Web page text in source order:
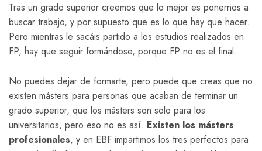
Tras un grado superior creemos que lo mejor es ponernos a
buscar trabajo, y por supuesto que es lo que hay que hacer.
Pero mientras le sacáis partido a los estudios realizados en
FP, hay que seguir formándose, porque FP no es el final.
No puedes dejar de formarte, pero puede que creas que no
existen másters para personas que acaban de terminar un
grado superior, que los másters son solo para los
universitarios, pero eso no es así. Existen los másters
profesionales, y en EBF impartimos los tres perfectos para